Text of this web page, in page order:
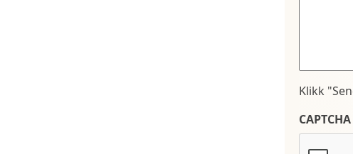
Klikk
CAPTCHA